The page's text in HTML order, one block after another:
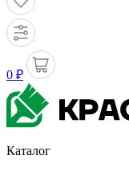
0 ₽
Каталог